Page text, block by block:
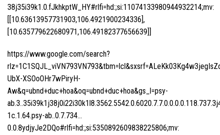
38j35i39k1.0.fJkhkptW_HY#rlfi=hd:;si:11074133980944932214;mv:
[[10.63613957731903,106.4921900234336],
[10.635779622680971,106.49182377656639]]
https://www.google.com/search?
UbX-XSOoOHr7wPiryH-
Aw&q=ubnd+duc+hoa&oq=ubnd+duc+hoa&gs_l=psy-
1c.1.64.psy-ab..0.7.734…
0.0.8ydjyJe2DQo#rlfi=hd:;si:5350892609838225806;mv: